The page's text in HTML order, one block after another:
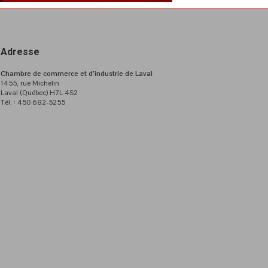
Adresse
Chambre de commerce et d’industrie de Laval
1455, rue Michelin
Laval (Québec) H7L 4S2
Tél. : 450 682-5255